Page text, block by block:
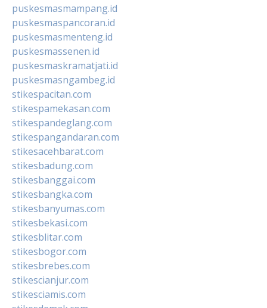
puskesmasmampang.id
puskesmaspancoran.id
puskesmasmenteng.id
puskesmassenen.id
puskesmaskramatjati.id
puskesmasngambeg.id
stikespacitan.com
stikespamekasan.com
stikespandeglang.com
stikespangandaran.com
stikesacehbarat.com
stikesbadung.com
stikesbanggai.com
stikesbangka.com
stikesbanyumas.com
stikesbekasi.com
stikesblitar.com
stikesbogor.com
stikesbrebes.com
stikescianjur.com
stikesciamis.com